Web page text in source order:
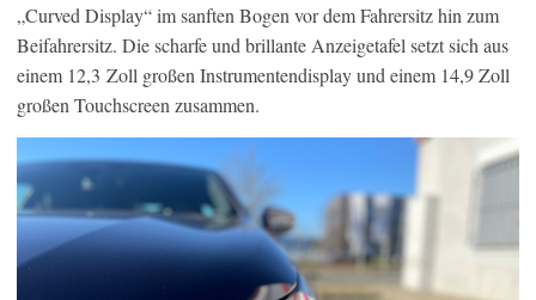
„Curved Display“ im sanften Bogen vor dem Fahrersitz hin zum
Beifahrersitz. Die scharfe und brillante Anzeigetafel setzt sich aus
einem 12,3 Zoll großen Instrumentendisplay und einem 14,9 Zoll
großen Touchscreen zusammen.